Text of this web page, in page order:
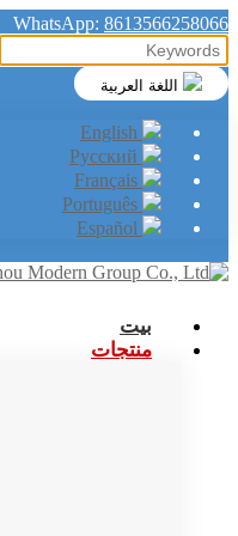
WhatsApp: 8613566258066
بيت
منتجات